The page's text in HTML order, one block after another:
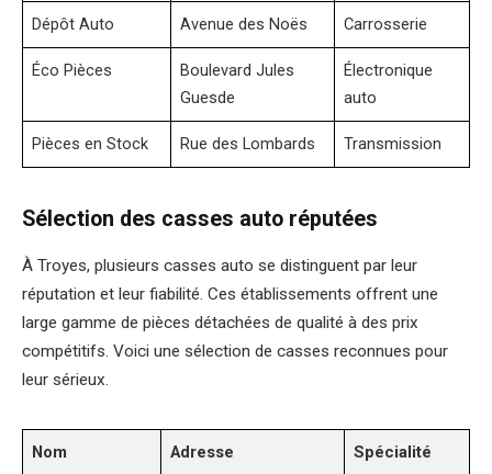
Dépôt Auto Avenue des Noës Carrosserie
Éco Pièces
Boulevard Jules
Guesde
Électronique
auto
Pièces en Stock Rue des Lombards Transmission
Sélection des casses auto réputées
À Troyes, plusieurs casses auto se distinguent par leur
réputation et leur fiabilité. Ces établissements offrent une
large gamme de pièces détachées de qualité à des prix
compétitifs. Voici une sélection de casses reconnues pour
leur sérieux.
Nom Adresse Spécialité